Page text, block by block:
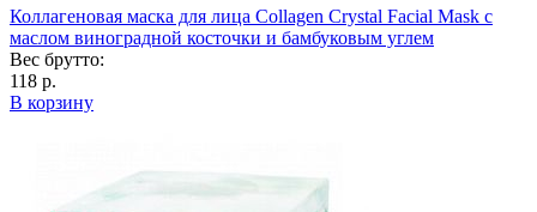
Коллагеновая маска для лица Collagen Crystal Facial Mask с
маслом виноградной косточки и бамбуковым углем
Вес брутто:
118 р.
В корзину